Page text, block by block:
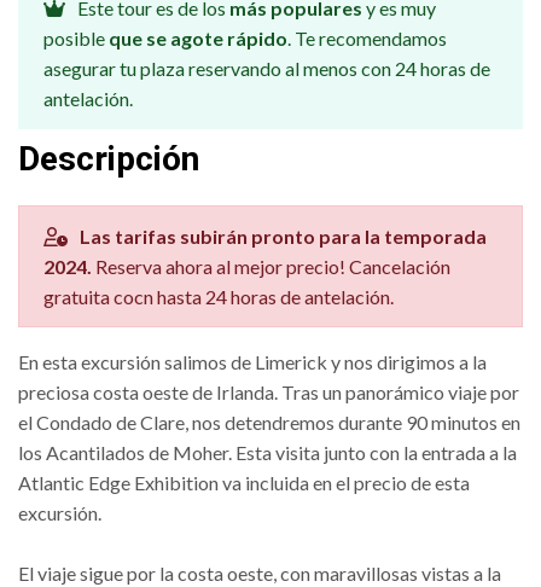
Este tour es de los más populares y es muy
posible que se agote rápido. Te recomendamos
asegurar tu plaza reservando al menos con 24 horas de
antelación.
Descripción
Las tarifas subirán pronto para la temporada
2024. Reserva ahora al mejor precio! Cancelación
gratuita cocn hasta 24 horas de antelación.
En esta excursión salimos de Limerick y nos dirigimos a la
preciosa costa oeste de Irlanda. Tras un panorámico viaje por
el Condado de Clare, nos detendremos durante 90 minutos en
los Acantilados de Moher. Esta visita junto con la entrada a la
Atlantic Edge Exhibition va incluida en el precio de esta
excursión.
El viaje sigue por la costa oeste, con maravillosas vistas a la